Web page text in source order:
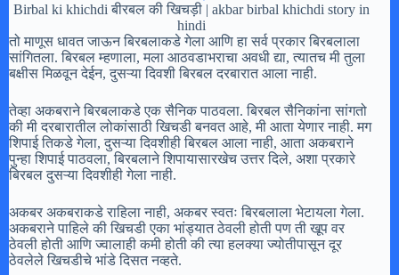
Birbal ki khichdi बीरबल की खिचड़ी | akbar birbal khichdi story in
hindi
तो माणूस धावत जाऊन बिरबलाकडे गेला आणि हा सर्व प्रकार बिरबलाला
सांगितला. बिरबल म्हणाला, मला आठवडाभराचा अवधी द्या, त्यातच मी तुला
बक्षीस मिळवून देईन, दुसऱ्या दिवशी बिरबल दरबारात आला नाही.
तेव्हा अकबराने बिरबलाकडे एक सैनिक पाठवला. बिरबल सैनिकांना सांगतो
की मी दरबारातील लोकांसाठी खिचडी बनवत आहे, मी आता येणार नाही. मग
शिपाई तिकडे गेला, दुसऱ्या दिवशीही बिरबल आला नाही, आता अकबराने
पुन्हा शिपाई पाठवला, बिरबलाने शिपायासारखेच उत्तर दिले, अशा प्रकारे
बिरबल दुसऱ्या दिवशीही गेला नाही.
अकबर अकबराकडे राहिला नाही, अकबर स्वतः बिरबलाला भेटायला गेला.
अकबराने पाहिले की खिचडी एका भांड्यात ठेवली होती पण ती खूप वर
ठेवली होती आणि ज्वालाही कमी होती की त्या हलक्या ज्योतीपासून दूर
ठेवलेले खिचडीचे भांडे दिसत नव्हते.